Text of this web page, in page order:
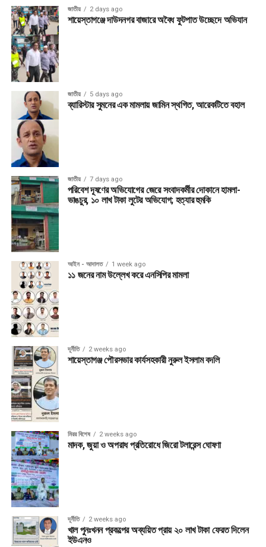
জাতীয় 2 days ago
শায়েস্তাগঞ্জে দাউদনগর বাজারে অবৈধ ফুটপাত উচ্ছেদে অভিযান
জাতীয় 5 days ago
ব্যারিস্টার সুমনের এক মামলায় জামিন স্থগিত, আরেকটিতে বহাল
জাতীয় 7 days ago
পরিবেশ দূষণের অভিযোগের জেরে সংবাদকর্মীর দোকানে হামলা-
ভাঙচুর, ১০ লাখ টাকা লুটের অভিযোগ; হত্যার হুমকি
আইন - আদালত 1 week ago
১১ জনের নাম উল্লেখ করে এনসিপির মামলা
দূর্নীতি 2 weeks ago
শায়েস্তাগঞ্জ পৌরসভার কার্যসহকারী নুরুল ইসলাম বদলি
মিরর বিশেষ 2 weeks ago
মাদক, জুয়া ও অপরাধ প্রতিরোধে জিরো টলারেন্স ঘোষণা
দূর্নীতি 2 weeks ago
খাল পুনঃখনন প্রকল্পের অব্যয়িত প্রায় ২০ লাখ টাকা ফেরত দিলেন
ইউএনও